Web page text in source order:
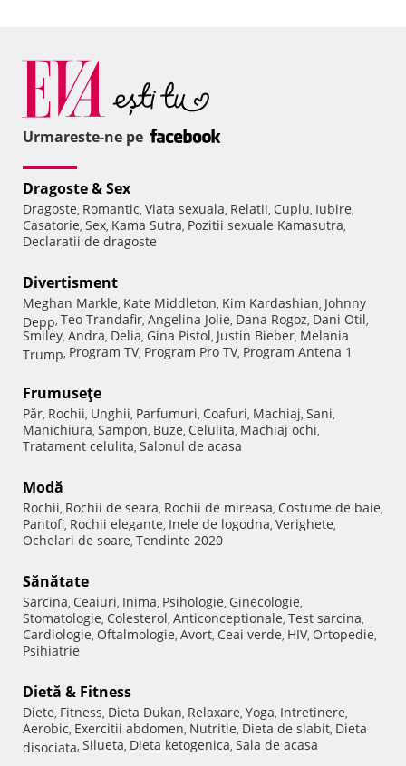
Urmareste-ne pe
Dragoste & Sex
Dragoste, Romantic, Viata sexuala, Relatii, Cuplu, Iubire,
Casatorie, Sex, Kama Sutra, Pozitii sexuale Kamasutra,
Declaratii de dragoste
Divertisment
Meghan Markle, Kate Middleton, Kim Kardashian, Johnny
Depp, Teo Trandafir, Angelina Jolie, Dana Rogoz, Dani Otil,
Smiley, Andra, Delia, Gina Pistol, Justin Bieber, Melania
Trump, Program TV, Program Pro TV, Program Antena 1
Frumuseţe
Păr, Rochii, Unghii, Parfumuri, Coafuri, Machiaj, Sani,
Manichiura, Sampon, Buze, Celulita, Machiaj ochi,
Tratament celulita, Salonul de acasa
Modă
Rochii, Rochii de seara, Rochii de mireasa, Costume de baie,
Pantofi, Rochii elegante, Inele de logodna, Verighete,
Ochelari de soare, Tendinte 2020
Sănătate
Sarcina, Ceaiuri, Inima, Psihologie, Ginecologie,
Stomatologie, Colesterol, Anticonceptionale, Test sarcina,
Cardiologie, Oftalmologie, Avort, Ceai verde, HIV, Ortopedie,
Psihiatrie
Dietă & Fitness
Diete, Fitness, Dieta Dukan, Relaxare, Yoga, Intretinere,
Aerobic, Exercitii abdomen, Nutritie, Dieta de slabit, Dieta
disociata, Silueta, Dieta ketogenica, Sala de acasa